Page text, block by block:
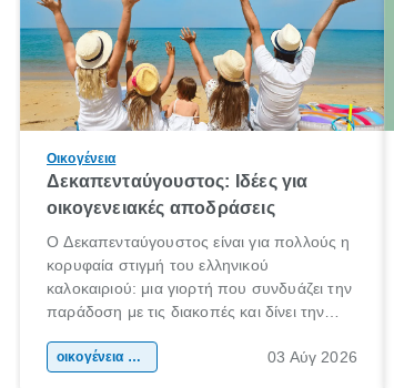
Οικογένεια
Δεκαπενταύγουστος: Ιδέες για
οικογενειακές αποδράσεις
Ο Δεκαπενταύγουστος είναι για πολλούς η
κορυφαία στιγμή του ελληνικού
καλοκαιριού: μια γιορτή που συνδυάζει την
παράδοση με τις διακοπές και δίνει την
χώρας. Είτε πρόκειται για λίγες μέρες
οικογένεια & παιδί 03 Αύγ 2026